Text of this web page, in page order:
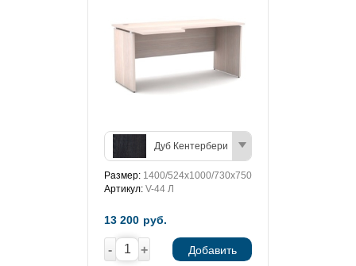
Дуб Кентербери
Размер: 1400/524х1000/730х750
Артикул: V-44 Л
13 200 руб.
- + Добавить